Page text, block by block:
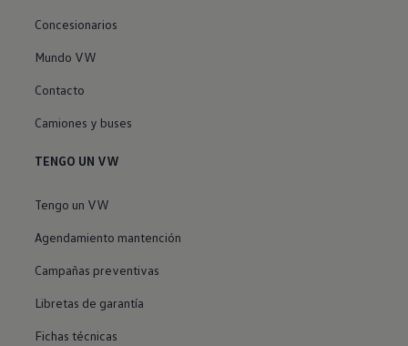
Concesionarios
Mundo VW
Contacto
Camiones y buses
TENGO UN VW
Tengo un VW
Agendamiento mantención
Campañas preventivas
Libretas de garantía
Fichas técnicas